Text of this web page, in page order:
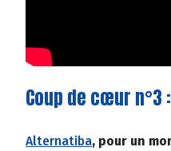
Coup de cœur n°3
Alternatiba, pour un